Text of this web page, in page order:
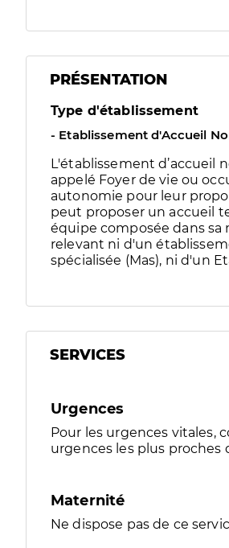
PRÉSENTATION
Type d'établissement
- Etablissement d'Accueil
L'établissement d’accueil
appelé Foyer de vie ou
autonomie pour leur
peut proposer un accueil
équipe composée dans sa
relevant ni d'un
spécialisée (Mas), ni d'un
SERVICES
Urgences
Pour les urgences vitales,
urgences les plus proches
Maternité
Ne dispose pas de ce